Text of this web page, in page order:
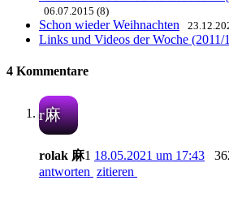
06.07.2015 (8)
Schon wieder Weihnachten
Links und Videos der Woche (2011/
4 Kommentare
r麻
rolak 麻1 18.05.2021 um 17:43
antworten zitieren